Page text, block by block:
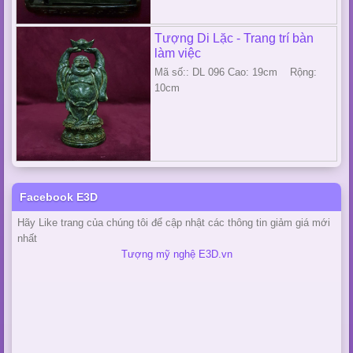
Tượng Di Lặc - Trang trí bàn
làm việc
Mã số:: DL 096 Cao: 19cm Rộng:
10cm
Facebook E3D
Hãy Like trang của chúng tôi để cập nhật các thông tin giảm giá mới
nhất
Tượng mỹ nghệ E3D.vn